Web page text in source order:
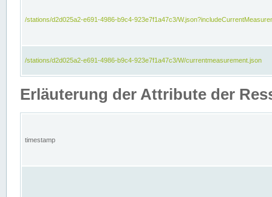
/stations/d2d025a2-e691-4986-b9c4-923e7f1a47c3/
/stations/d2d025a2-e691-4986-b9c4-923e7f1a47c3/W/currentmeasurement.json
Erläuterung der Attribute der
timestamp